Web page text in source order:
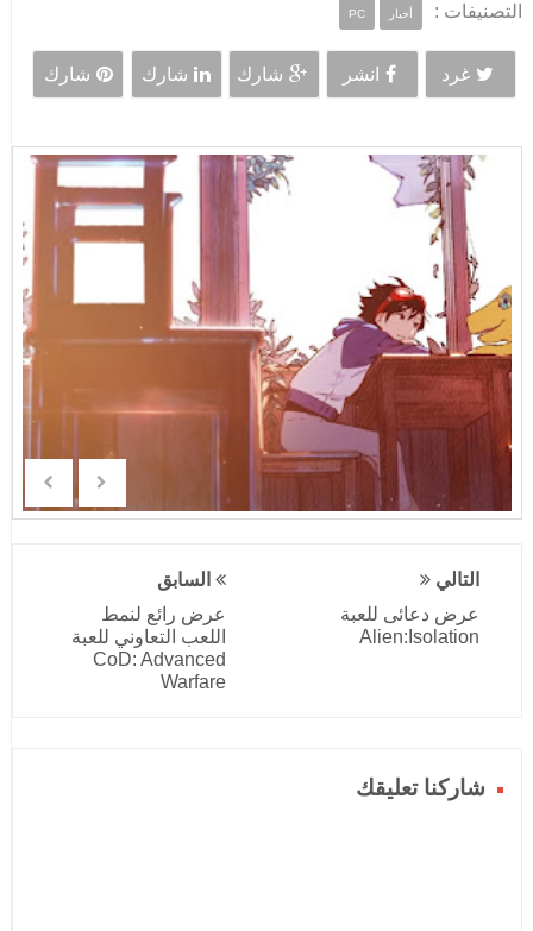
التصنيفات : أخبار PC
غرد انشر شارك شارك شارك
التالي
عرض دعائى للعبة
Alien:Isolation
السابق
عرض رائع لنمط
اللعب التعاوني للعبة
CoD: Advanced
Warfare
شاركنا تعليقك